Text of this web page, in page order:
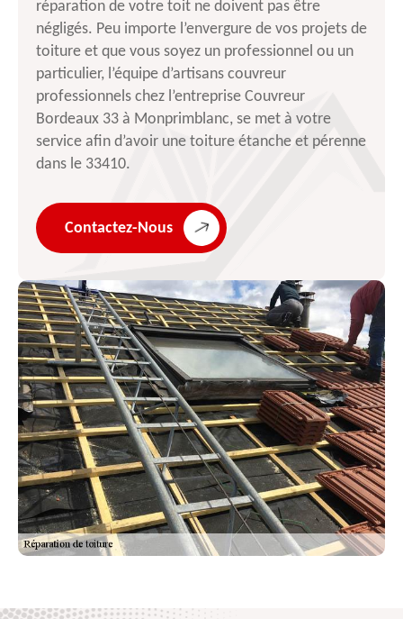
réparation de votre toit ne doivent pas être
négligés. Peu importe l’envergure de vos projets de
toiture et que vous soyez un professionnel ou un
particulier, l’équipe d’artisans couvreur
professionnels chez l’entreprise Couvreur
Bordeaux 33 à Monprimblanc, se met à votre
service afin d’avoir une toiture étanche et pérenne
dans le 33410.
Contactez-Nous